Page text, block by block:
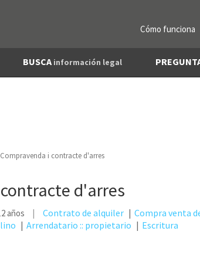
Cómo funciona
BUSCA información legal
Compravenda i contracte d'arres
d'arres
años Contrato de alquiler Compra venta
Arrendatario :: propietario Escritura